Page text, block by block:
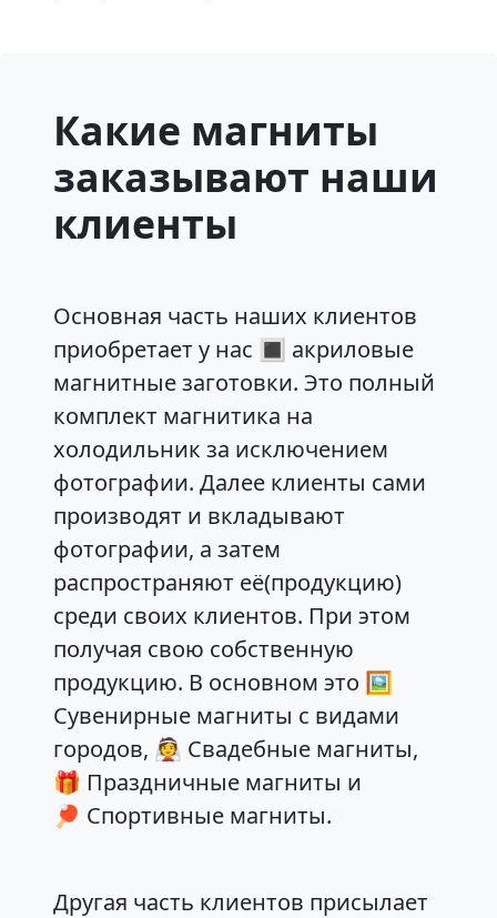
Какие магниты
заказывают наши
клиенты
Основная часть наших клиентов
приобретает у нас 🔳 акриловые
магнитные заготовки. Это полный
комплект магнитика на
холодильник за исключением
фотографии. Далее клиенты сами
производят и вкладывают
фотографии, а затем
распространяют её(продукцию)
среди своих клиентов. При этом
получая свою собственную
продукцию. В основном это 🖼
Сувенирные магниты с видами
городов, 👰 Свадебные магниты,
🎁 Праздничные магниты и
🏓 Спортивные магниты.
Другая часть клиентов присылает